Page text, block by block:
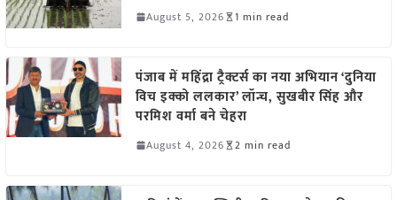
August 5, 2026 1 min read
पंजाब में महिंद्रा ट्रैक्टर्स का नया अभियान ‘दुनिया
विच इक्को ललकार’ लॉन्च, सुखबीर सिंह और
परमिश वर्मा बने चेहरा
August 4, 2026 2 min read